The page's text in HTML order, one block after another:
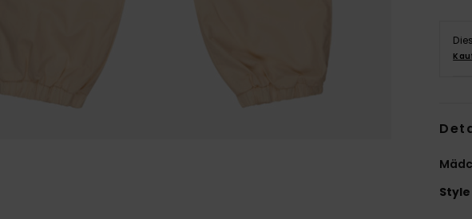
Style